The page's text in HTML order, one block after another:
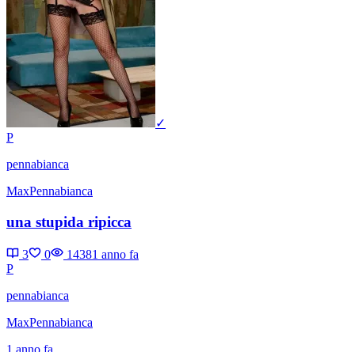
✓
P
pennabianca
MaxPennabianca
una stupida ripicca
3 0 14381 anno fa
P
pennabianca
MaxPennabianca
1 anno fa